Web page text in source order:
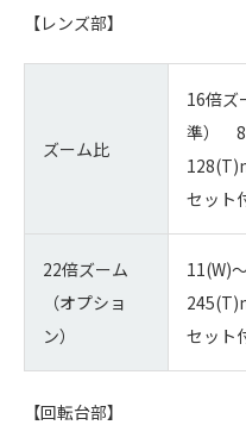
【レンズ部】
ズーム比
16倍ズ
準）
セット
22倍ズーム
（オプショ
ン）
11(W)
セット
【回転台部】